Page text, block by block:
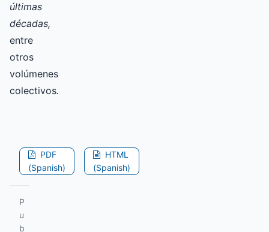
últimas
décadas,
entre
otros
volúmenes
colectivos.
PDF
(Spanish)
HTML
(Spanish)
P
u
b